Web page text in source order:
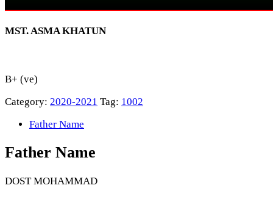
MST. ASMA KHATUN
B+ (ve)
Category: 2020-2021 Tag: 1002
Father Name
Father Name
DOST MOHAMMAD